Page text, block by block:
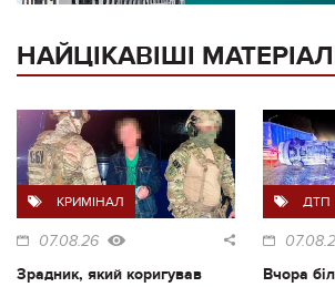
НАЙЦІКАВІШІ
КРИМІНАЛ
07.08.26
Зрадник, який коригував
ДТП
Вчора